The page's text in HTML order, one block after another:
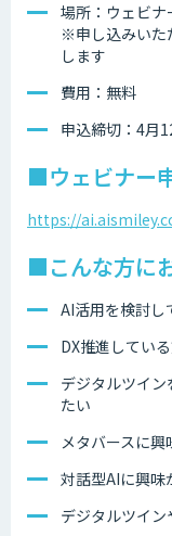
場所：ウェビ
※申し込みいた
します
費用：無料
申込締切：4月
■ウェビナー
https://
■こんな方に
AI活用を検討し
DX推進してい
デジタルツイ
たい
メタバースに興
対話型AIに興味
デジタルツイ